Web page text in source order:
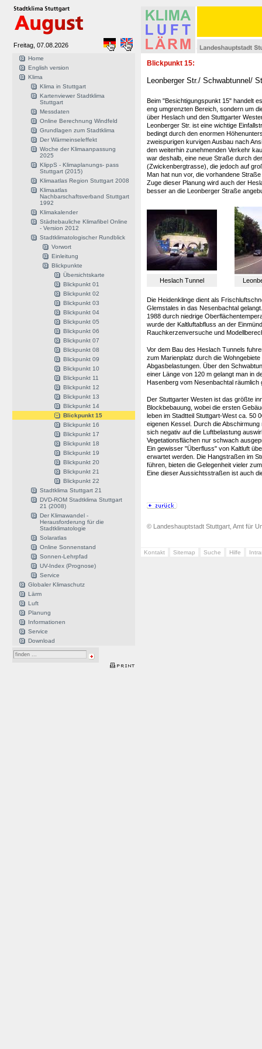
Freitag, 07.08.2026
Home
English version
Klima
Klima in Stuttgart
Kartenviewer Stadtklima
Stuttgart
Messdaten
Online Berechnung Windfeld
Grundlagen zum Stadtklima
Der Wärmeinseleffekt
Woche der Klimaanpassung
2025
KlippS - Klimaplanungs- pass
Stuttgart (2015)
Klimaatlas Region Stuttgart 2008
Klimaatlas
Nachbarschaftsverband Stuttgart
1992
Klimakalender
Städtebauliche Klimafibel Online
- Version 2012
Stadtklimatologischer Rundblick
Vorwort
Einleitung
Blickpunkte
Übersichtskarte
Blickpunkt 01
Blickpunkt 02
Blickpunkt 03
Blickpunkt 04
Blickpunkt 05
Blickpunkt 06
Blickpunkt 07
Blickpunkt 08
Blickpunkt 09
Blickpunkt 10
Blickpunkt 11
Blickpunkt 12
Blickpunkt 13
Blickpunkt 14
Blickpunkt 15
Blickpunkt 16
Blickpunkt 17
Blickpunkt 18
Blickpunkt 19
Blickpunkt 20
Blickpunkt 21
Blickpunkt 22
Stadtklima Stuttgart 21
DVD-ROM Stadtklima Stuttgart
21 (2008)
Der Klimawandel -
Herausforderung für die
Stadtklimatologie
Solaratlas
Online Sonnenstand
Sonnen-Lehrpfad
UV-Index (Prognose)
Service
Globaler Klimaschutz
Lärm
Luft
Planung
Informationen
Service
Download
Blickpunkt 15:
Leonberger Str./ Schwabtunnel/
Beim "Besichtigungspunkt 15" handelt
eng umgrenzten Bereich, sondern um
über Heslach und den Stuttgarter
Leonberger Str. ist eine wichtige
bedingt durch den enormen
zweispurigen kurvigen Ausbau nach
den weiterhin zunehmenden Verkehr
war deshalb, eine neue Straße durch
(Zwickenbergtrasse), die jedoch auf
Man hat nun vor, die vorhandene
Zuge dieser Planung wird auch der
besser an die Leonberger Straße
Heslach Tunnel
Die Heidenklinge dient als
Glemstales in das Nesenbachtal
1988 durch niedrige
wurde der Kaltluftabfluss an der
Rauchkerzenversuche und
Vor dem Bau des Heslach Tunnels
zum Marienplatz durch die
Abgasbelastungen. Über den
einer Länge von 120 m gelangt man in
Hasenberg vom Nesenbachtal räumlich
Der Stuttgarter Westen ist das größte
Blockbebauung, wobei die ersten
leben im Stadtteil Stuttgart-West ca. 50
eigenen Kessel. Durch die
sich negativ auf die Luftbelastung
Vegetationsflächen nur schwach
Ein gewisser "Überfluss" von Kaltluft
erwartet werden. Die Hangstraßen im
führen, bieten die Gelegenheit vieler
Eine dieser Aussichtsstraßen ist auch
© Landeshauptstadt Stuttgart, Amt für
Kontakt Sitemap Suche Hilfe